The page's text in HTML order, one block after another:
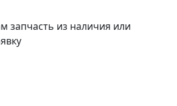
запчасть из наличия или